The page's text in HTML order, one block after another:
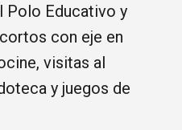
Polo Educativo y
con eje en
visitas al
y juegos de